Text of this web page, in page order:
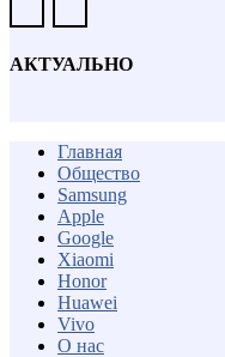
АКТУАЛЬНО
Главная
Общество
Samsung
Apple
Google
Xiaomi
Honor
Huawei
Vivo
О нас